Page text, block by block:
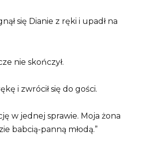
się Dianie z ręki i upadł na
nie skończył.
i zwrócił się do gości.
w jednej sprawie. Moja żona
babcią-panną młodą.”